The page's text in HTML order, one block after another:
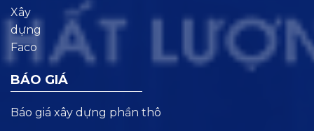
BÁO GIÁ
Báo giá xây dựng phần thô